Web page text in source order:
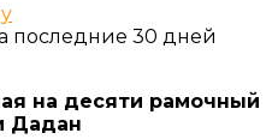
последние 30 дней
на десяти рамочный
Дадан